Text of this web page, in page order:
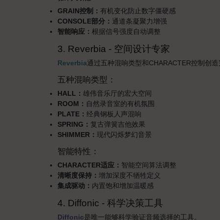
GRAIN控制： 有机变化防止数字僵硬感
CONSOLE部分： 通道条凝聚力增强
智能响应： 根据信号强度自动调整
3. Reverbia - 空间设计专家
Reverbia通过五种混响类型和CHARACTER控制创造
五种混响类型：
HALL： 雄伟音乐厅的宏大空间
ROOM： 自然录音室的有机氛围
PLATE： 经典钢板人声混响
SPRING： 复古弹簧吉他效果
SHIMMER： 现代闪烁梦幻音景
智能特性：
CHARACTER适应： 智能空间算法调整
清晰度保持： 增加深度不牺牲定义
集成驱动： 内置饱和增加温暖感
4. Diffonic - 科学决策工具
Diffonic是唯一能够科学验证音频选择的工具。